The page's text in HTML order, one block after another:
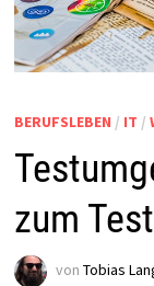
BERUFSLEBEN / IT /
zum
von Tobias